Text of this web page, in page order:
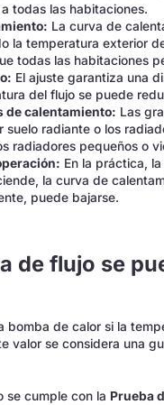
todas las habitaciones.
La curva de
la temperatura exterior
todas las habitaciones
El ajuste garantiza una
del flujo se puede
de calentamiento: Las
suelo radiante o los
radiadores pequeños o
En la práctica,
la curva de
puede bajarse.
de flujo se
bomba de calor si la
valor se considera una
se cumple con la Prueba